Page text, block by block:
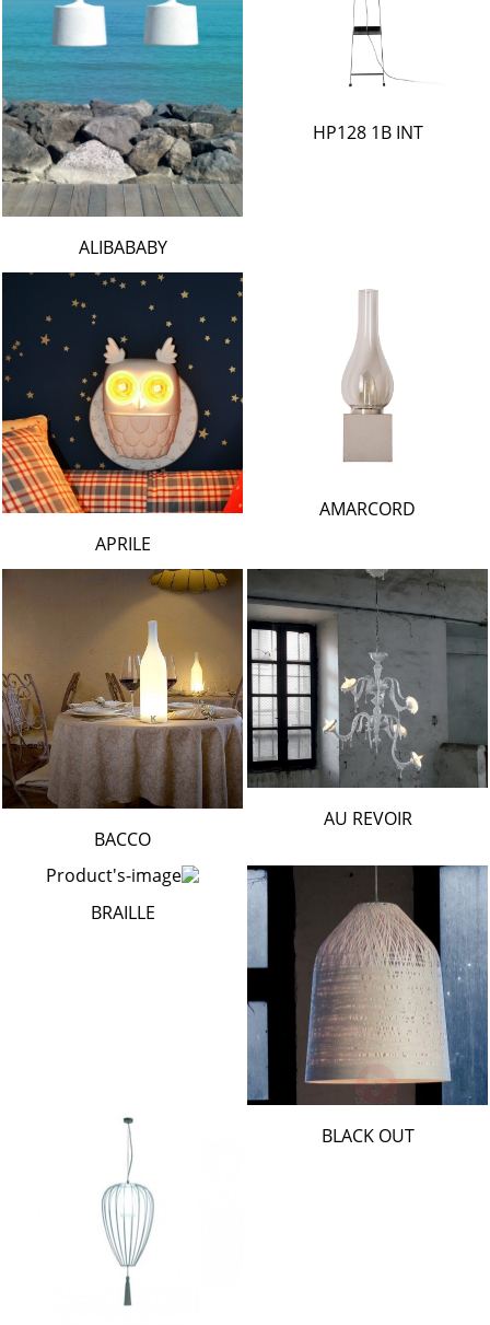
HP128 1B INT
ALIBABABY
AMARCORD
APRILE
AU REVOIR
BACCO
BLACK OUT
BRAILLE